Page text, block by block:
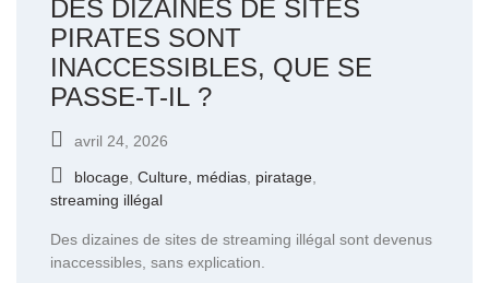
DES DIZAINES DE SITES
PIRATES SONT
INACCESSIBLES, QUE SE
PASSE-T-IL ?
avril 24, 2026
blocage Culture, médias piratage
streaming illégal
Des dizaines de sites de streaming illégal sont devenus
inaccessibles, sans explication.